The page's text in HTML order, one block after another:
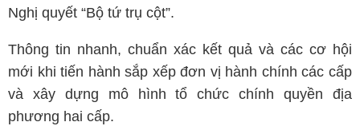
Nghị quyết “Bộ tứ trụ cột”.
Thông tin nhanh, chuẩn xác kết quả và các cơ hội
mới khi tiến hành sắp xếp đơn vị hành chính các cấp
và xây dựng mô hình tổ chức chính quyền địa
phương hai cấp.